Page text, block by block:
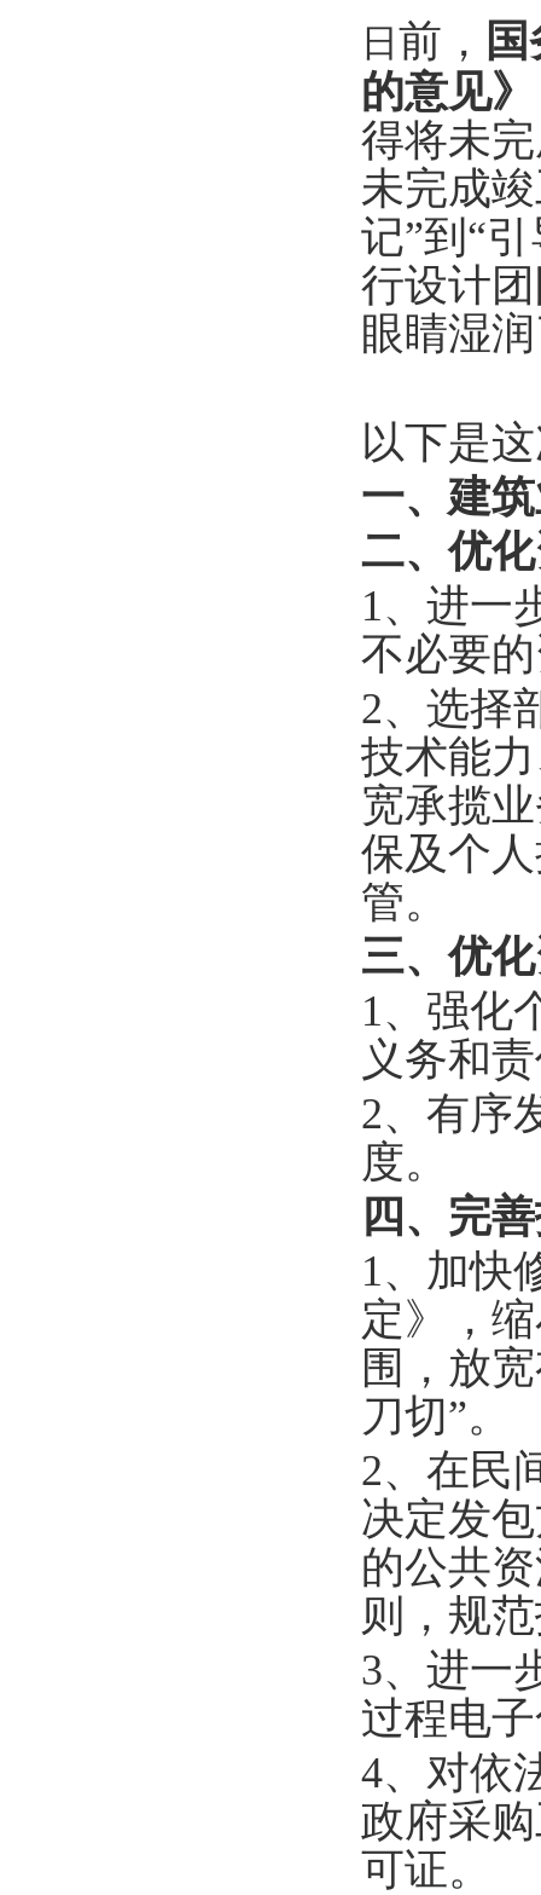
日 前，
的意见
得将未
未完成
记”到“
行设计
眼睛湿
以下是
一、建
二、优
1、进一
不必要
2、选择
技术能
宽承揽
保及个
管。
三、优
1、强化
义务和
2、有序
度。
四、完
1、加快
定》，
围，放
刀切”。
2、在民
决定发
的公共
则，规
3、进一
过程电
4、对依
政府采
可证。